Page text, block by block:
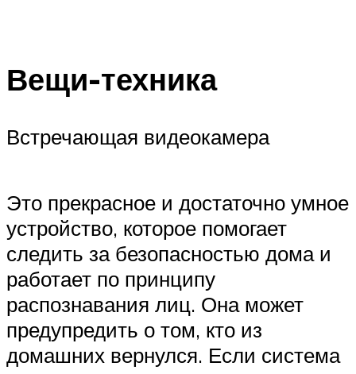
Вещи-техника
Встречающая видеокамера
Это прекрасное и достаточно умное
устройство, которое помогает
следить за безопасностью дома и
работает по принципу
распознавания лиц. Она может
предупредить о том, кто из
домашних вернулся. Если система